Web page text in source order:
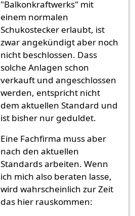
"Balkonkraftwerks" mit
einem normalen
Schukostecker erlaubt, ist
zwar angekündigt aber noch
nicht beschlossen. Dass
solche Anlagen schon
verkauft und angeschlossen
werden, entspricht nicht
dem aktuellen Standard und
ist bisher nur geduldet.
Eine Fachfirma muss aber
nach den aktuellen
Standards arbeiten. Wenn
ich mich also beraten lasse,
wird wahrscheinlich zur Zeit
das hier rauskommen: